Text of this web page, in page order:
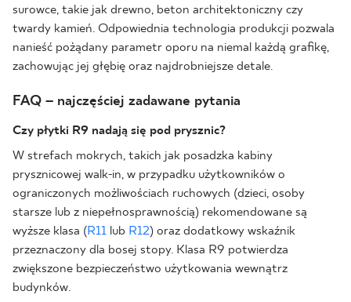
surowce, takie jak drewno, beton architektoniczny czy
twardy kamień. Odpowiednia technologia produkcji pozwala
nanieść pożądany parametr oporu na niemal każdą grafikę,
zachowując jej głębię oraz najdrobniejsze detale.
FAQ – najczęściej zadawane pytania
Czy płytki R9 nadają się pod prysznic?
W strefach mokrych, takich jak posadzka kabiny
prysznicowej walk-in, w przypadku użytkowników o
ograniczonych możliwościach ruchowych (dzieci, osoby
starsze lub z niepełnosprawnością) rekomendowane są
wyższe klasa (R11 lub R12) oraz dodatkowy wskaźnik
przeznaczony dla bosej stopy. Klasa R9 potwierdza
zwiększone bezpieczeństwo użytkowania wewnątrz
budynków.